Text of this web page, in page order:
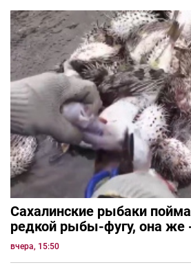
Сахалинские рыбаки
редкой рыбы-фугу, она же
вчера, 15:50